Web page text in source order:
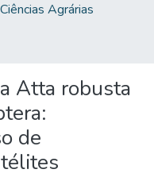
Ciências Agrárias
Atta robusta
de